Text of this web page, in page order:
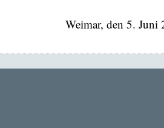
Weimar, den 5. Juni